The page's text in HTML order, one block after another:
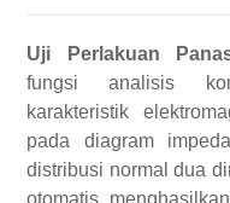
Uji Perlakuan
fungsi analisis
karakteristik
pada diagram
distribusi normal dua
otomatis